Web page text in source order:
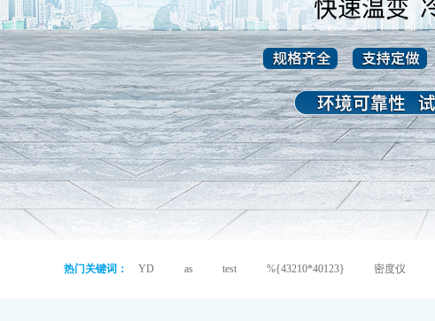
热门关键词： YD as test %{43210*40123} 密度仪